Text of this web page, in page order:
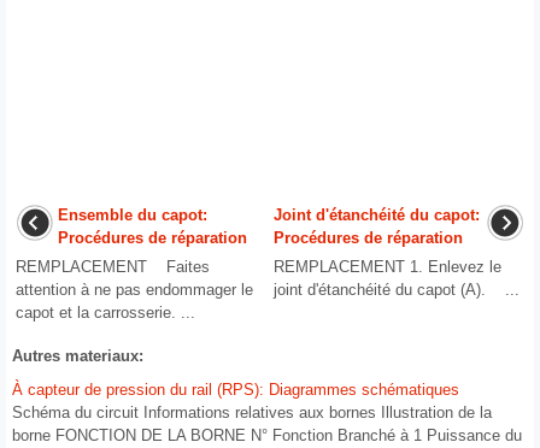
Ensemble du capot:
Procédures de réparation
REMPLACEMENT Faites
attention à ne pas endommager le
capot et la carrosserie. ...
Joint d'étanchéité du capot:
Procédures de réparation
REMPLACEMENT 1. Enlevez le
joint d'étanchéité du capot (A). ...
Autres materiaux:
À capteur de pression du rail (RPS): Diagrammes schématiques
Schéma du circuit Informations relatives aux bornes Illustration de la
borne FONCTION DE LA BORNE N° Fonction Branché à 1 Puissance du